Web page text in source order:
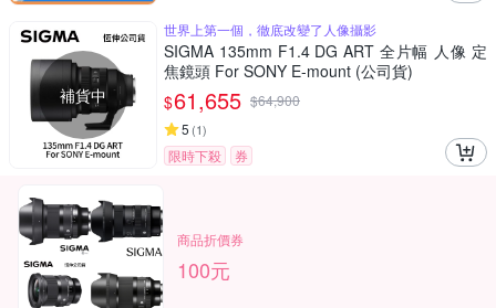
補貨中
世界上第一個，徹底改變了人像攝影
SIGMA 135mm F1.4 DG ART 全片幅 人像 定
焦鏡頭 For SONY E-mount (公司貨)
$61,655 $64,900
5 (1)
限時下殺 券
商品折價券
100元